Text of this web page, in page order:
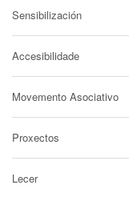
Sensibilización
Accesibilidade
Movemento Asociativo
Proxectos
Lecer